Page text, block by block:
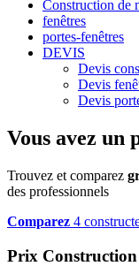
Construction de
fenêtres
portes-fenêtres
DEVIS
Devis
Devis
Devis
Vous avez un
Trouvez et comparez
des professionnels
Comparez 4
Prix